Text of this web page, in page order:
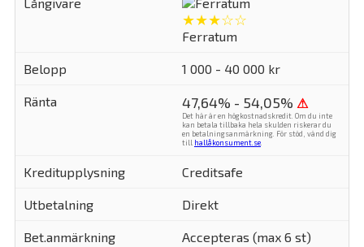
★★★☆☆
Ferratum
1 000 - 40 000 kr
47,64% - 54,05% ⚠
Det här är en högkostnadskredit. Om du inte
kan betala tillbaka hela skulden riskerar du
en betalningsanmärkning. För stöd, vänd dig
till hallåkonsument.se
Creditsafe
Direkt
Accepteras (max 6 st)